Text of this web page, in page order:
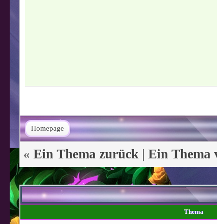
Homepage
« Ein Thema zurück | Ein Thema
Thema